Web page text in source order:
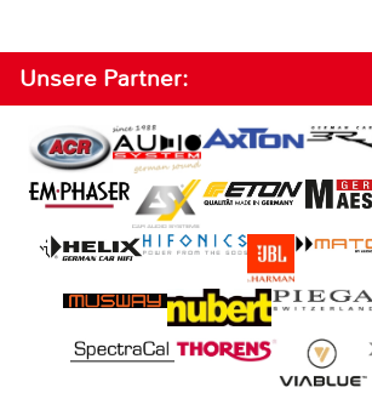
Unsere Partner: